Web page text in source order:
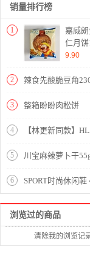
销量排行榜
1
嘉威
仁月饼
9.90
2 辣食先酸脆豆角
3 整箱盼盼肉松饼
4
5 川宝麻辣萝卜干
6 SPORT时尚休闲鞋
浏览过的商品
清除我的浏览记